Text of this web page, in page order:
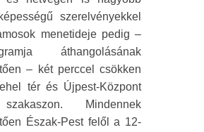
szerelvényekkel
menetideje pedig –
áthangolásának
– két perccel csökken
tér és Újpest-Központ
Mindennek
Észak-Pest felől a 12-